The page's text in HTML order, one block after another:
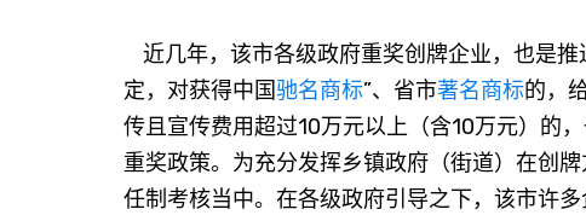
近几年，该市各级政府重奖创牌企业，也是
定，对获得中国驰名商标”、省市著名商标的，
传且宣传费用超过10万元以上（含10万元）的
重奖政策。为充分发挥乡镇政府（街道）在创
任制考核当中。在各级政府引导之下，该市许